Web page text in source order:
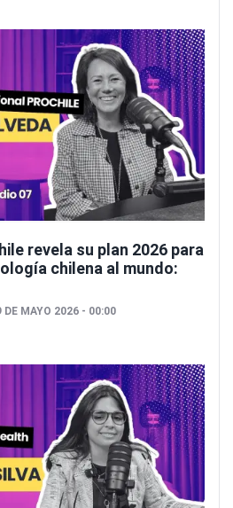
revela su plan 2026 para
chilena al mundo:
DE MAYO 2026 - 00:00